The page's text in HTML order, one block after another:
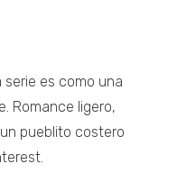
es como una
Romance ligero,
pueblito costero